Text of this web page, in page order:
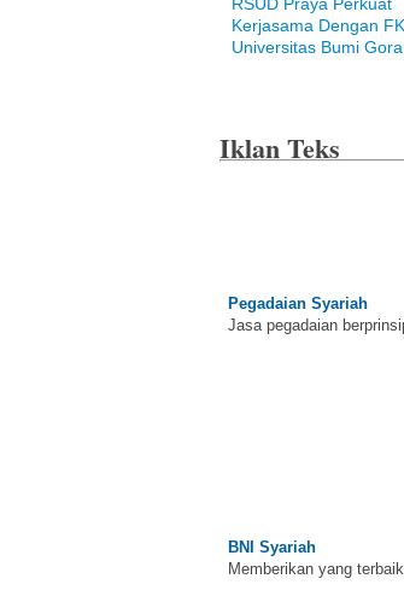
Kerjasama Dengan FK
Universitas Bumi Gora
Iklan Teks
Bank Muamalat
Raih ketenangan
Jasa pegadaian
Memberikan yang